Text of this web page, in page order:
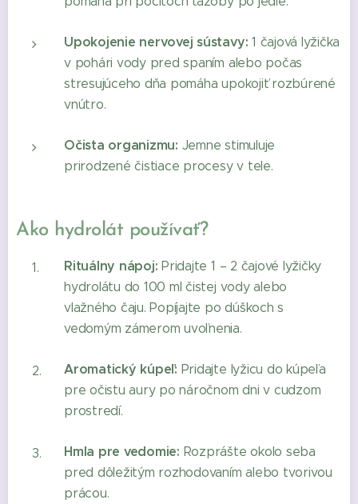
Upokojenie nervovej sústavy: 1 čajová lyžička
v pohári vody pred spaním alebo počas
stresujúceho dňa pomáha upokojiť rozbúrené
vnútro.
Očista organizmu: Jemne stimuluje
prirodzené čistiace procesy v tele.
Ako hydrolát používať?
Rituálny nápoj: Pridajte 1 – 2 čajové lyžičky
hydrolátu do 100 ml čistej vody alebo
vlažného čaju. Popíjajte po dúškoch s
vedomým zámerom uvoľnenia.
Aromatický kúpeľ: Pridajte lyžicu do kúpeľa
pre očistu aury po náročnom dni v cudzom
prostredí.
Hmla pre vedomie: Rozprášte okolo seba
pred dôležitým rozhodovaním alebo tvorivou
prácou.